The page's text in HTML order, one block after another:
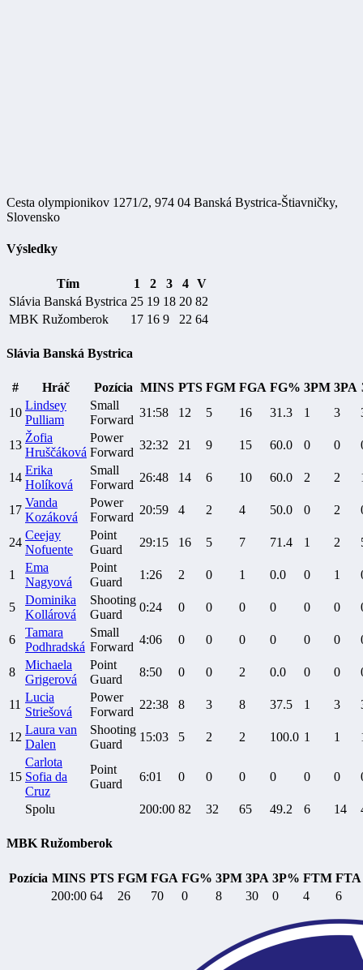
Cesta olympionikov 1271/2, 974 04 Banská Bystrica-Štiavničky,
Slovensko
Výsledky
Tím 1 2 3 4 V
Slávia Banská Bystrica 25 19 18 20 82
MBK Ružomberok
17 16 9 22 64
Slávia Banská Bystrica
# Hráč Pozícia MINS PTS FGM FGA FG% 3PM 3PA
10
Lindsey
Pulliam
Small
Forward
31:58 12 5 16 31.3 1 3
13
Žofia
Hruščáková
Power
Forward
32:32 21 9 15 60.0 0 0
14
Erika
Holíková
Small
Forward
26:48 14 6 10 60.0 2 2
17
Vanda
Kozáková
Power
Forward
20:59 4 2 4 50.0 0 2
24
Ceejay
Nofuente
Point
Guard
29:15 16 5 7 71.4 1 2
1
Ema
Nagyová
Point
Guard
1:26 2 0 1 0.0 0 1
5
Dominika
Kollárová
Shooting
Guard
0:24 0 0 0 0 0 0
6
Tamara
Podhradská
Small
Forward
4:06 0 0 0 0 0 0
8
Michaela
Grigerová
Point
Guard
8:50 0 0 2 0.0 0 0
11
Lucia
Striešová
Power
Forward
22:38 8 3 8 37.5 1 3
12
Laura van
Dalen
Shooting
Guard
15:03 5 2 2 100.0 1 1
15
Carlota
Sofia da
Cruz
Point
Guard
6:01 0 0 0 0 0 0
Spolu 200:00 82 32 65 49.2 6 14
MBK Ružomberok
Pozícia MINS PTS FGM FGA FG% 3PM 3PA 3P% FTM FTA
200:00 64 26 70 0 8 30 0 4 6